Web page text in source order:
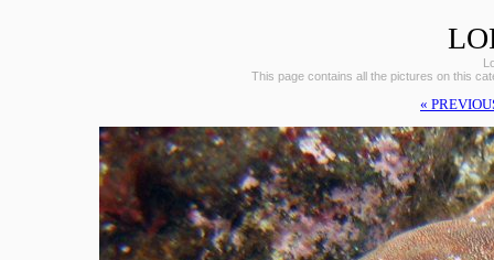
This page contains all the pictures on this
«